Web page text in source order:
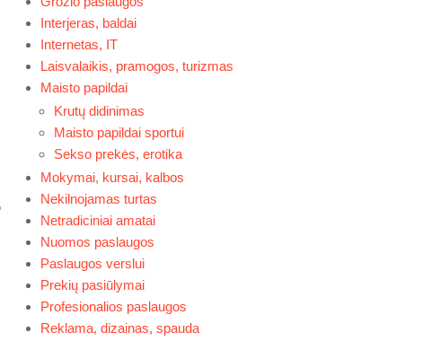
Interjeras, baldai
Internetas, IT
Laisvalaikis, pramogos, turizmas
Maisto papildai
Krutų didinimas
Maisto papildai sportui
Sekso prekės, erotika
Mokymai, kursai, kalbos
Nekilnojamas turtas
Netradiciniai amatai
Nuomos paslaugos
Paslaugos verslui
Prekių pasiūlymai
Profesionalios paslaugos
Reklama, dizainas, spauda